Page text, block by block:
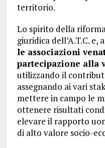
territorio.
Lo spirito della
giuridica dell’A.T.C. e,
le associazioni
partecipazione alla
utilizzando il
assegnando ai vari
mettere in campo le
ottenere risultati
elevare il rapporto
di alto valore socio-